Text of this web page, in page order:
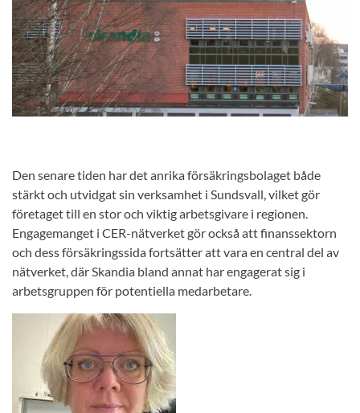
Den senare tiden har det anrika försäkringsbolaget både
stärkt och utvidgat sin verksamhet i Sundsvall, vilket gör
företaget till en stor och viktig arbetsgivare i regionen.
Engagemanget i CER-nätverket gör också att finanssektorn
och dess försäkringssida fortsätter att vara en central del av
nätverket, där Skandia bland annat har engagerat sig i
arbetsgruppen för potentiella medarbetare.